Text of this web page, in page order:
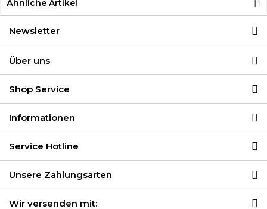
Ähnliche Artikel
Newsletter
Über uns
Shop Service
Informationen
Service Hotline
Unsere Zahlungsarten
Wir versenden mit: